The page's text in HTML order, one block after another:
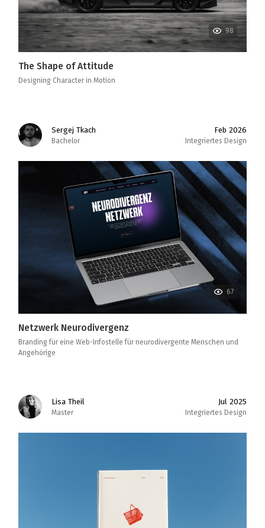
98
The Shape of Attitude
Designing Character in Motion
Sergej Tkach
Bachelor
Feb 2026
Integriertes Design
67
Netzwerk Neurodivergenz
Branding für eine Web-Infostelle für neurodivergente Menschen und
Angehörige
Lisa Theil
Master
Jul 2025
Integriertes Design